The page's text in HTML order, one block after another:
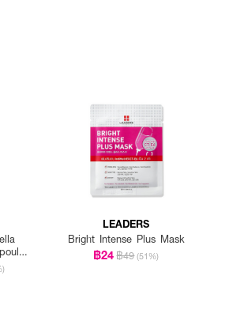
LEADERS
Bright Intense Plus Mask
฿24฿49 (51%)